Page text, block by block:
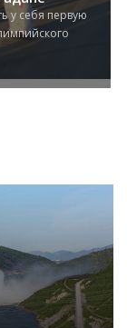
у себя первую